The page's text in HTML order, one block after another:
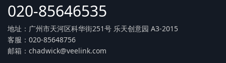
020-85646535
地址：广州市天河区科华街251号 乐天创意园 A3-2015
客服：020-85648756
邮箱：chadwick@veelink.com